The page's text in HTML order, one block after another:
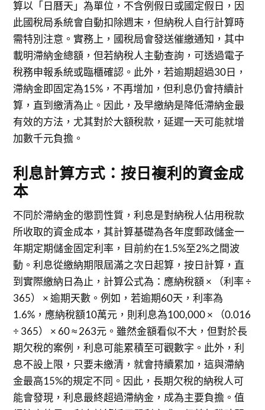
算以「日曆天」為單位，不含例假日或國定假日，因
此國稅局系統會自動扣除週末，但納稅人自行計算時
需特別注意。實務上，國稅局會發送催繳通知，其中
載明滯納金總額，但若納稅人主動查詢，可透過電子
稅務申報系統或臨櫃確認。此外，若逾期超過30日，
滯納金即固定為15%，不再增加，但利息仍會持續計
算，直到繳清為止。因此，及早繳納是降低滯納金最
有效的方法，尤其對於大額稅款，延遲一天可能就增
加數千元負擔。
利息計算方式：按日複利的資金成
本
不同於滯納金的懲罰性質，利息是對納稅人佔用稅款
所收取的資金成本，其計算基礎為各年度郵政儲金一
年期定期儲金固定利率，目前約在1.5%至2%之間波
動。利息從繳納期限屆滿之次日起算，按日計算，直
到實際繳納日為止，計算公式為：應納稅額 × （利率 ÷
365） × 逾期天數。例如，若逾期60天，利率為
1.6%，應納稅額10萬元，則利息為100,000 × （0.016
÷ 365） × 60 ≈ 263元。雖然金額看似不大，但對於長
期欠稅的案例，利息可能累積至可觀數字。此外，利
息不設上限，只要未繳清，就會持續累加，這與滯納
金最高15%的規定不同。因此，長期欠稅的納稅人可
能會發現，利息最終超過滯納金，成為主要負擔。值